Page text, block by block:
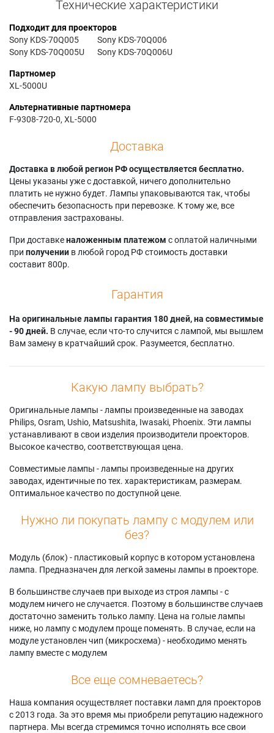
Технические характеристики
Подходит для проекторов
Sony KDS-70Q005
Sony KDS-70Q005U
Sony KDS-70Q006
Sony KDS-70Q006U
Партномер
XL-5000U
Альтернативные партномера
F-9308-720-0, XL-5000
Доставка
Доставка в любой регион РФ осуществляется бесплатно.
Цены указаны уже с доставкой, ничего дополнительно
платить не нужно будет. Лампы упаковываются так, чтобы
обеспечить безопасность при перевозке. К тому же, все
отправления застрахованы.
При доставкеналоженным платежом с оплатой наличными
при получении в любой город РФ стоимость доставки
составит 800р.
Гарантия
На оригинальные лампы гарантия 180 дней, на совместимые
- 90 дней. В случае, если что-то случится с лампой, мы вышлем
Вам замену в кратчайший срок. Разумеется, бесплатно.
Какую лампу выбрать?
Оригинальные лампы - лампы произведенные на заводах
Philips, Osram, Ushio, Matsushita, Iwasaki, Phoenix. Эти лампы
устанавливают в свои изделия производители проекторов.
Высокое качество, соответствующая цена.
Совместимые лампы - лампы произведенные на других
заводах, идентичные по тех. характеристикам, размерам.
Оптимальное качество по доступной цене.
Нужно ли покупать лампу с модулем или
без?
Модуль (блок) - пластиковый корпус в котором установлена
лампа. Предназначен для легкой замены лампы в проекторе.
В большинстве случаев при выходе из строя лампы - с
модулем ничего не случается. Поэтому в большинстве случаев
достаточно заменить только лампу. Цена на голые лампы
ниже, но лампу с модулем проще поменять. В случае, если на
модуле установлен чип (микросхема) - необходимо менять
лампу вместе с модулем
Все еще сомневаетесь?
Наша компания осуществляет поставки ламп для проекторов
с 2013 года. За это время мы приобрели репутацию надежного
партнера. Мы всегда стремимся точно исполнять все свои